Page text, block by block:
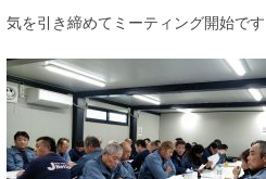
気を引き締めてミーティング開始です